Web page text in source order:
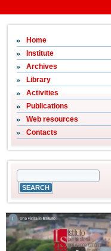
Home
Institute
Archives
Library
Activities
Publications
Web resources
Contacts